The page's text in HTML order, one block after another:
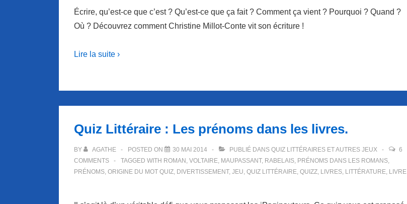
Écrire, qu’est-ce que c’est ? Qu’est-ce que ça fait ? Comment ça vient ? Pourquoi ? Quand ?
Où ? Découvrez comment Christine Millot-Conte vit son écriture !
Lire la suite ›
Quiz Littéraire : Les prénoms dans les livres.
BY AGATHE POSTED ON 30 MAI 2014 PUBLIÉ DANS QUIZ LITTÉRAIRES ET AUTRES JEUX
6
COMMENTS
TAGGED WITH ROMAN , VOLTAIRE, MAUPASSANT, RABELAIS, PRÉNOMS DANS LES ROMANS,
PRÉNOMS, ORIGINE DU MOT QUIZ, DIVERTISSEMENT, JEU, QUIZ LITTÉRAIRE, QUIZZ, LIVRES, LITTÉRATURE, LIVRE